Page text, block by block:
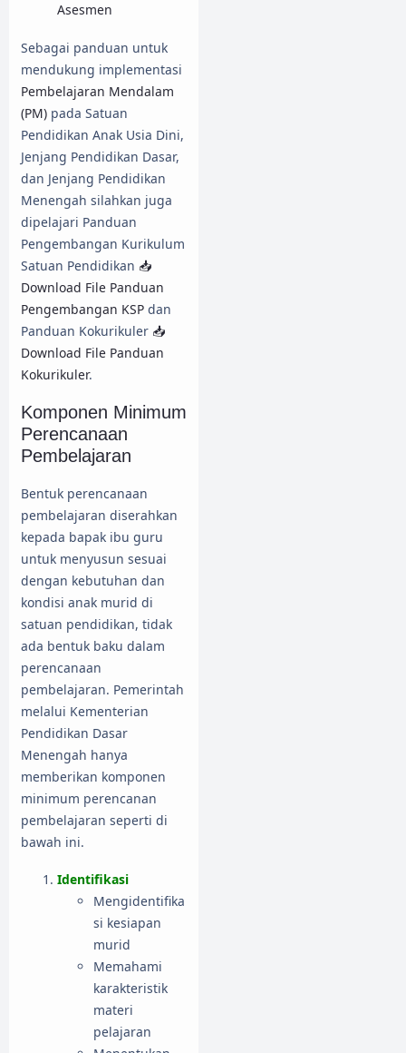
Asesmen
Sebagai panduan untuk
mendukung implementasi
Pembelajaran Mendalam
(PM) pada Satuan
Pendidikan Anak Usia Dini,
Jenjang Pendidikan Dasar,
dan Jenjang Pendidikan
Menengah silahkan juga
dipelajari Panduan
Pengembangan Kurikulum
Satuan Pendidikan 📥
Download File Panduan
Pengembangan KSP dan
Panduan Kokurikuler 📥
Download File Panduan
Kokurikuler.
Komponen Minimum
Perencanaan
Pembelajaran
Bentuk perencanaan
pembelajaran diserahkan
kepada bapak ibu guru
untuk menyusun sesuai
dengan kebutuhan dan
kondisi anak murid di
satuan pendidikan, tidak
ada bentuk baku dalam
perencanaan
pembelajaran. Pemerintah
melalui Kementerian
Pendidikan Dasar
Menengah hanya
memberikan komponen
minimum perencanan
pembelajaran seperti di
bawah ini.
Identifikasi
Mengidentifika
si kesiapan
murid
Memahami
karakteristik
materi
pelajaran